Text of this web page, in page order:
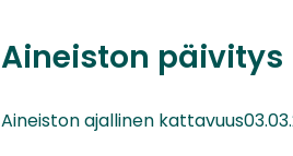
Aineiston päivitys
Aineiston ajallinen